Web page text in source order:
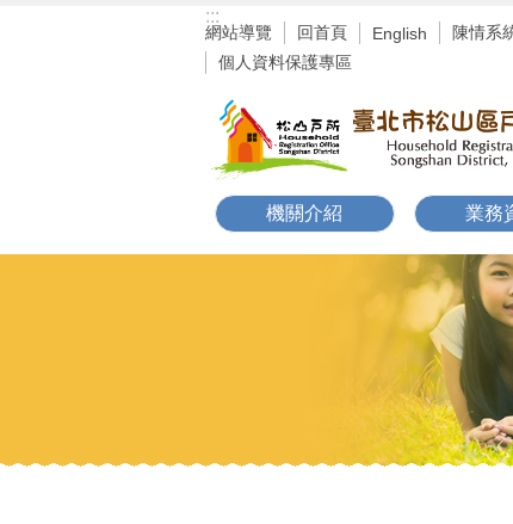
:::
網站導覽 回首頁 English 陳情系
個人資料保護專區
機關介紹 業務